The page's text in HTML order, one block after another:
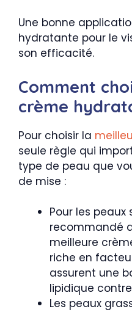
Une bonne
hydratante pour le
son efficacité.
Comment
crème
Pour choisir la
seule règle qui
type de peau que
de mise :
Pour les peaux
recommandé
meilleure
riche en
assurent une
lipidique
Les peaux